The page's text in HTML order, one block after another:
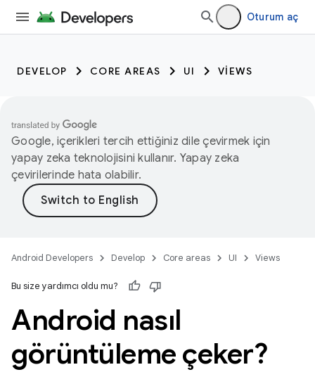
Oturum aç
DEVELOP CORE AREAS UI VIEWS
Google, içerikleri tercih ettiğiniz dile çevirmek için
yapay zeka teknolojisini kullanır. Yapay zeka
çevirilerinde hata olabilir.
Android Developers Develop Core areas UI Views
Bu size yardımcı oldu mu?
Android nasıl
görüntüleme çeker?